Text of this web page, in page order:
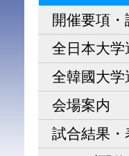
開催要項
全日本大
全韓國大
会場案内
試合結果・